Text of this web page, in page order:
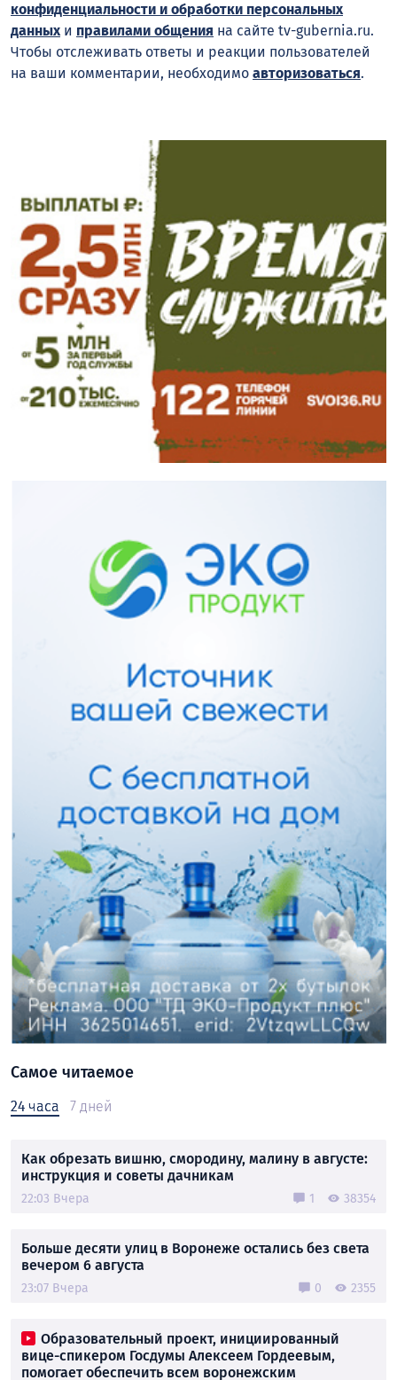
конфиденциальности и обработки персональных
данныхи правилами общения на сайте tv-gubernia.ru.
Чтобы отслеживать ответы и реакции пользователей
на ваши комментарии, необходимо авторизоваться.
Самое читаемое
24 часа 7 дней
Как обрезать вишню, смородину, малину в августе:
инструкция и советы дачникам
22:03 Вчера 1 38354
Больше десяти улиц в Воронеже остались без света
вечером 6 августа
23:07 Вчера 0 2355
Образовательный проект, инициированный
вице-спикером Госдумы Алексеем Гордеевым,
помогает обеспечить всем воронежским